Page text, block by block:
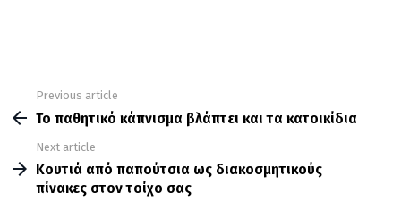
more
Previous article
Το παθητικό κάπνισμα βλάπτει και τα κατοικίδια
Next article
Κουτιά από παπούτσια ως διακοσμητικούς
πίνακες στον τοίχο σας